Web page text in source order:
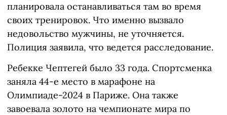
планировала останавливаться там во время
своих тренировок. Что именно вызвало
недовольство мужчины, не уточняется.
Полиция заявила, что ведется расследование.
Ребекке Чептегей было 33 года. Спортсменка
заняла 44-е место в марафоне на
Олимпиаде-2024 в Париже. Она также
завоевала золото на чемпионате мира по